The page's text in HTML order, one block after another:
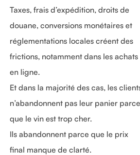
Taxes, frais d’expédition, droits de
douane, conversions monétaires et
réglementations locales créent des
frictions, notamment dans les achats
en ligne.
Et dans la majorité des cas, les
n’abandonnent pas leur panier parce
que le vin est trop cher.
Ils abandonnent parce que le prix
final manque de clarté.